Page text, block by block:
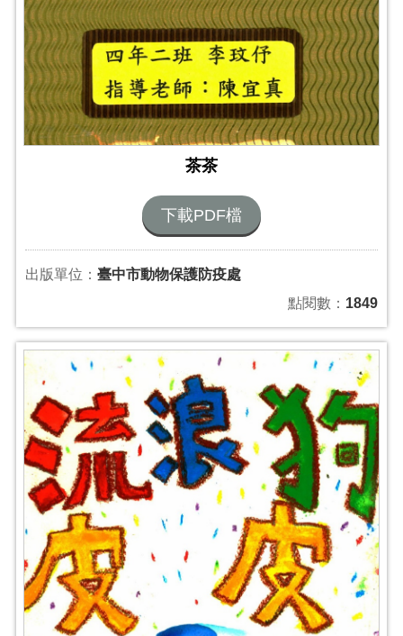
茶茶
下載PDF檔
出版單位： 臺中市動物保護防疫處
點閱數： 1849